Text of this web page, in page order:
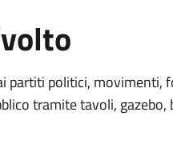
partiti politici, movimenti,
tramite tavoli,